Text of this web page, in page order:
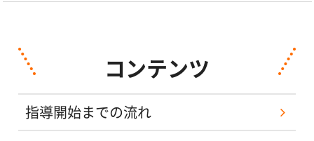
コンテンツ
指導開始までの流れ